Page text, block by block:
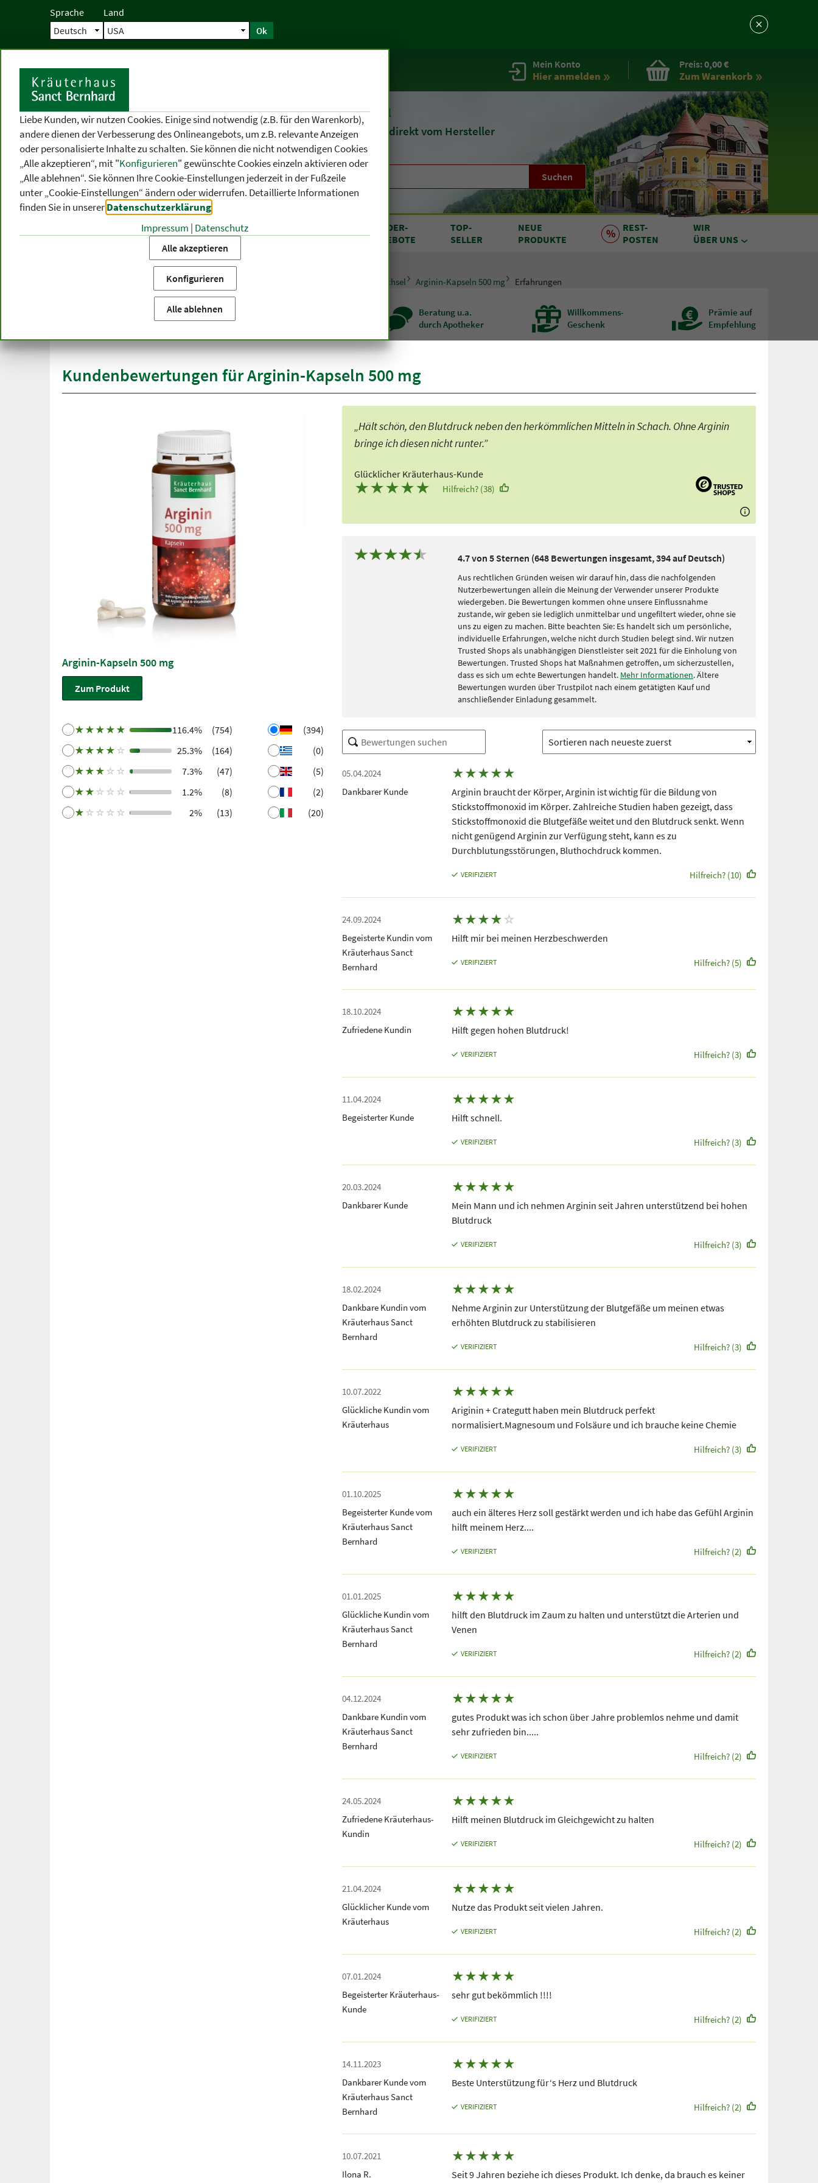
Sprache Land
Ok
Startseite Mein Konto
Hier anmelden
Preis:0,00 €
Zum Warenkorb
Seit 1903Naturheilmittel
undKosmetik direkt vom Hersteller
Suchen
KATEGORIEN
THEMEN-
BEREICHE
VON A BIS Z
SONDER-
ANGEBOTE
TOP-
SELLER
NEUE
PRODUKTE
REST-
POSTEN
WIR
ÜBER UNS
Startseite Produktkategorien Stoffwechsel Arginin-Kapseln 500 mg Erfahrungen
versandkostenfrei
Beratung u.a.
durch Apotheker
Willkommens-
Geschenk
Prämie auf
Empfehlung
Kundenbewertungen für Arginin-Kapseln 500 mg
Arginin-Kapseln 500 mg
Zum Produkt
★ ★ ★ ★ ★ 116.4%
(754)
★ ★ ★ ★ ☆ 25.3%
(164)
★ ★ ★ ☆ ☆ 7.3%
(47)
★ ★ ☆ ☆ ☆ 1.2%
(8)
★ ☆ ☆ ☆ ☆ 2% (13)
(394)
(0)
(5)
(2)
(20)
„Hält schön, den Blutdruck neben den herkömmlichen Mitteln in Schach. Ohne Arginin
bringe ich diesen nicht runter.”
Glücklicher Kräuterhaus-Kunde
★★★★★ Hilfreich? (38)
4.7 von 5 Sternen (648 Bewertungen insgesamt, 394 auf Deutsch)
Aus rechtlichen Gründen weisen wir darauf hin, dass die nachfolgenden
Nutzerbewertungen allein die Meinung der Verwender unserer Produkte
wiedergeben. Die Bewertungen kommen ohne unsere Einflussnahme
zustande, wir geben sie lediglich unmittelbar und ungefiltert wieder, ohne sie
uns zu eigen zu machen. Bitte beachten Sie: Es handelt sich um persönliche,
individuelle Erfahrungen, welche nicht durch Studien belegt sind. Wir nutzen
Trusted Shops als unabhängigen Dienstleister seit 2021 für die Einholung von
Bewertungen. Trusted Shops hat Maßnahmen getroffen, um sicherzustellen,
dass es sich um echte Bewertungen handelt. Mehr Informationen. Ältere
Bewertungen wurden über Trustpilot nach einem getätigten Kauf und
anschließender Einladung gesammelt.
05.04.2024
Dankbarer Kunde
★★★★★
Arginin braucht der Körper, Arginin ist wichtig für die Bildung von
Stickstoffmonoxid im Körper. Zahlreiche Studien haben gezeigt, dass
Stickstoffmonoxid die Blutgefäße weitet und den Blutdruck senkt. Wenn
nicht genügend Arginin zur Verfügung steht, kann es zu
Durchblutungsstörungen, Bluthochdruck kommen.
VERIFIZIERT Hilfreich? (10)
24.09.2024
Begeisterte Kundin vom
Kräuterhaus Sanct
Bernhard
★★★★ ☆
Hilft mir bei meinen Herzbeschwerden
VERIFIZIERT Hilfreich? (5)
18.10.2024
Zufriedene Kundin
★★★★★
Hilft gegen hohen Blutdruck!
VERIFIZIERT Hilfreich? (3)
11.04.2024
Begeisterter Kunde
★★★★★
Hilft schnell.
VERIFIZIERT Hilfreich? (3)
20.03.2024
Dankbarer Kunde
★★★★★
Mein Mann und ich nehmen Arginin seit Jahren unterstützend bei hohen
Blutdruck
VERIFIZIERT Hilfreich? (3)
18.02.2024
Dankbare Kundin vom
Kräuterhaus Sanct
Bernhard
★★★★★
Nehme Arginin zur Unterstützung der Blutgefäße um meinen etwas
erhöhten Blutdruck zu stabilisieren
VERIFIZIERT Hilfreich? (3)
10.07.2022
Glückliche Kundin vom
Kräuterhaus
★★★★★
Ariginin + Crategutt haben mein Blutdruck perfekt
normalisiert.Magnesoum und Folsäure und ich brauche keine Chemie
VERIFIZIERT Hilfreich? (3)
01.10.2025
Begeisterter Kunde vom
Kräuterhaus Sanct
Bernhard
★★★★★
auch ein älteres Herz soll gestärkt werden und ich habe das Gefühl Arginin
hilft meinem Herz....
VERIFIZIERT Hilfreich? (2)
01.01.2025
Glückliche Kundin vom
Kräuterhaus Sanct
Bernhard
★★★★★
hilft den Blutdruck im Zaum zu halten und unterstützt die Arterien und
Venen
VERIFIZIERT Hilfreich? (2)
04.12.2024
Dankbare Kundin vom
Kräuterhaus Sanct
Bernhard
★★★★★
gutes Produkt was ich schon über Jahre problemlos nehme und damit
sehr zufrieden bin.....
VERIFIZIERT Hilfreich? (2)
24.05.2024
Zufriedene Kräuterhaus-
Kundin
★★★★★
Hilft meinen Blutdruck im Gleichgewicht zu halten
VERIFIZIERT Hilfreich? (2)
21.04.2024
Glücklicher Kunde vom
Kräuterhaus
★★★★★
Nutze das Produkt seit vielen Jahren.
VERIFIZIERT Hilfreich? (2)
07.01.2024
Begeisterter Kräuterhaus-
Kunde
★★★★★
sehr gut bekömmlich !!!!
VERIFIZIERT Hilfreich? (2)
14.11.2023
Dankbarer Kunde vom
Kräuterhaus Sanct
Bernhard
★★★★★
Beste Unterstützung für‘s Herz und Blutdruck
VERIFIZIERT Hilfreich? (2)
10.07.2021
Ilona R.
★★★★★
Seit 9 Jahren beziehe ich dieses Produkt. Ich denke, da brauch es keiner
Liebe Kunden, wir nutzen Cookies. Einige sind notwendig (z.B. für den Warenkorb),
andere dienen der Verbesserung des Onlineangebots, um z.B. relevante Anzeigen
oder personalisierte Inhalte zu schalten. Sie können die nicht notwendigen Cookies
„Alle akzeptieren“, mit "Konfigurieren" gewünschte Cookies einzeln aktivieren oder
„Alle ablehnen“. Sie können Ihre Cookie-Einstellungen jederzeit in der Fußzeile
unter „Cookie-Einstellungen“ ändern oder widerrufen. Detaillierte Informationen
finden Sie in unsererDatenschutzerklärung
Impressum | Datenschutz
Alle akzeptieren
Konfigurieren
Alle ablehnen